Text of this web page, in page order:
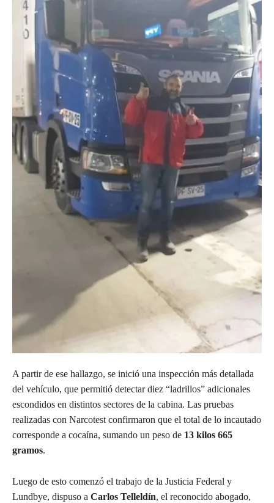
A partir de ese hallazgo, se inició una inspección más detallada
del vehículo, que permitió detectar diez “ladrillos” adicionales
escondidos en distintos sectores de la cabina. Las pruebas
realizadas con Narcotest confirmaron que el total de lo incautado
corresponde a cocaína, sumando un peso de 13 kilos 665
gramos.
Luego de esto comenzó el trabajo de la Justicia Federal y
Lundbye, dispuso a Carlos Telleldín, el reconocido abogado,